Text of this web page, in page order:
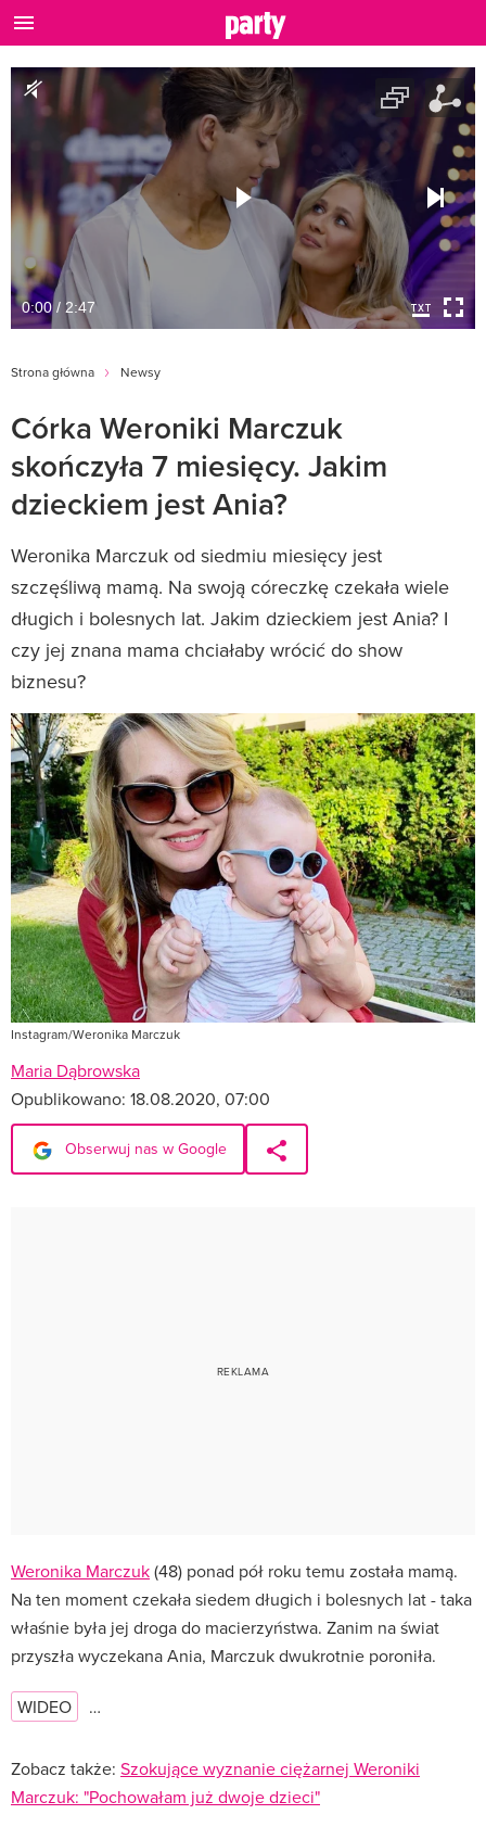
0:00 / 2:47
Strona główna Newsy
Córka Weroniki Marczuk
skończyła 7 miesięcy. Jakim
dzieckiem jest Ania?
Weronika Marczuk od siedmiu miesięcy jest
szczęśliwą mamą. Na swoją córeczkę czekała wiele
długich i bolesnych lat. Jakim dzieckiem jest Ania? I
czy jej znana mama chciałaby wrócić do show
biznesu?
Instagram/Weronika Marczuk
Maria Dąbrowska
Opublikowano: 18.08.2020, 07:00
Obserwuj nas w Google
Weronika Marczuk(48) ponad pół roku temu została mamą.
Na ten moment czekała siedem długich i bolesnych lat - taka
właśnie była jej droga do macierzyństwa. Zanim na świat
przyszła wyczekana Ania, Marczuk dwukrotnie poroniła.
WIDEO …
Zobacz także: Szokujące wyznanie ciężarnej Weroniki
Marczuk: "Pochowałam już dwoje dzieci"